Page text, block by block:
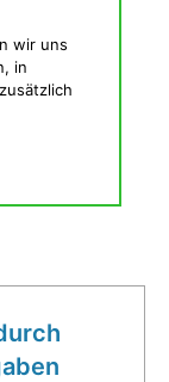
wir uns
in